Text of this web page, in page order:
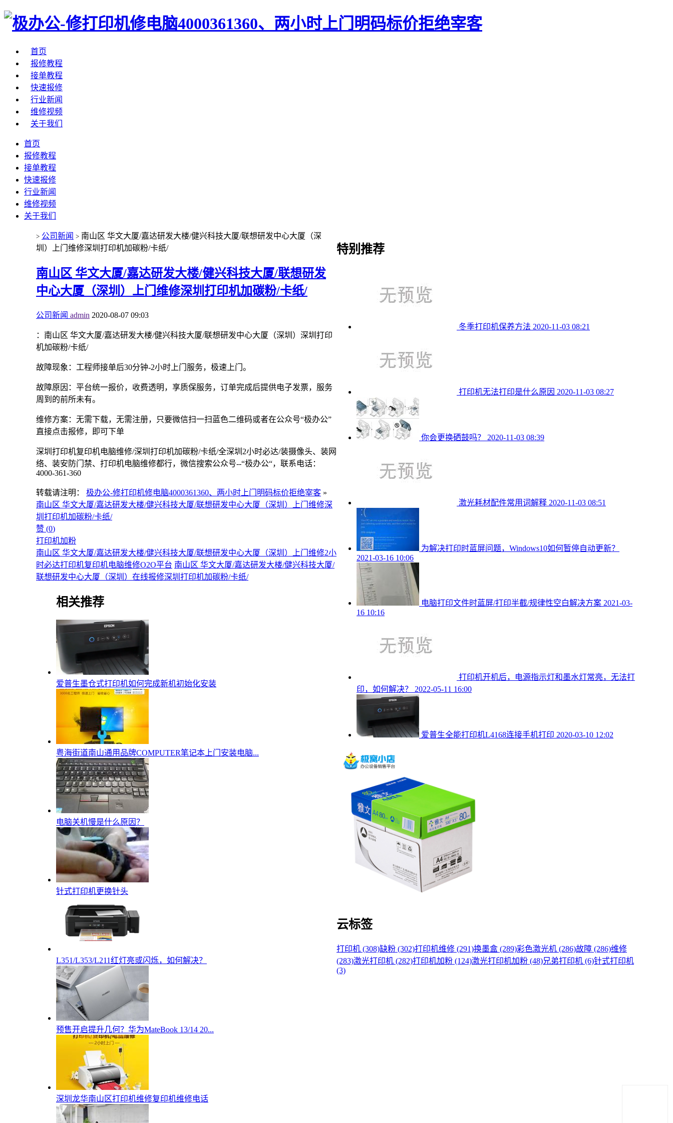
首页
报修教程
接单教程
快速报修
行业新闻
维修视频
关于我们
首页
报修教程
接单教程
快速报修
行业新闻
维修视频
关于我们
> 公司新闻 > 南山区 华文大厦/嘉达研发大楼/健兴科技大厦/联想研发中心大厦（深
圳）上门维修深圳打印机加碳粉/卡纸/
南山区 华文大厦/嘉达研发大楼/健兴科技大厦/联想研发
中心大厦（深圳）上门维修深圳打印机加碳粉/卡纸/
公司新闻 admin 2020-08-07 09:03
：南山区 华文大厦/嘉达研发大楼/健兴科技大厦/联想研发中心大厦（深圳）深圳打印
机加碳粉/卡纸/
故障现象：工程师接单后30分钟-2小时上门服务，极速上门。
故障原因：平台统一报价，收费透明，享质保服务，订单完成后提供电子发票，服务
周到的前所未有。
维修方案：无需下载，无需注册，只要微信扫一扫蓝色二维码或者在公众号“极办公”
直接点击报修，即可下单
深圳打印机复印机电脑维修/深圳打印机加碳粉/卡纸/全深圳2小时必达/装摄像头、装网
络、装安防门禁、打印机电脑维修都行，微信搜索公众号--“极办公“，联系电话：
4000-361-360
转载请注明： 极办公-修打印机修电脑4000361360、两小时上门明码标价拒绝宰客 »
南山区 华文大厦/嘉达研发大楼/健兴科技大厦/联想研发中心大厦（深圳）上门维修深
圳打印机加碳粉/卡纸/
赞 (0)
打印机加粉
南山区 华文大厦/嘉达研发大楼/健兴科技大厦/联想研发中心大厦（深圳）上门维修2小
时必达打印机复印机电脑维修O2O平台 南山区 华文大厦/嘉达研发大楼/健兴科技大厦/
联想研发中心大厦（深圳）在线报修深圳打印机加碳粉/卡纸/
相关推荐
爱普生墨仓式打印机如何完成新机初始化安装
​粤海街道南山通用品牌COMPUTER笔记本上门安装电脑...
电脑关机慢是什么原因？
针式打印机更换针头
L351/L353/L211红灯亮或闪烁，如何解决？
预售开启提升几何？华为MateBook 13/14 20...
深圳龙华南山区打印机维修复印机维修电话
特别推荐
冬季打印机保养方法 2020-11-03 08:21
打印机无法打印是什么原因 2020-11-03 08:27
你会更换硒鼓吗？ 2020-11-03 08:39
激光耗材配件常用词解释 2020-11-03 08:51
为解决打印时蓝屏问题，Windows10如何暂停自动更新？
2021-03-16 10:06
电脑打印文件时蓝屏/打印半截/规律性空白解决方案 2021-03-
16 10:16
打印机开机后，电源指示灯和墨水灯常亮，无法打
印，如何解决？ 2022-05-11 16:00
爱普生全能打印机L4168连接手机打印 2020-03-10 12:02
云标签
打印机 (308)缺粉 (302)打印机维修 (291)换墨盒 (289)彩色激光机 (286)故障 (286)维修
(283)激光打印机 (282)打印机加粉 (124)激光打印机加粉 (48)兄弟打印机 (6)针式打印机
(3)